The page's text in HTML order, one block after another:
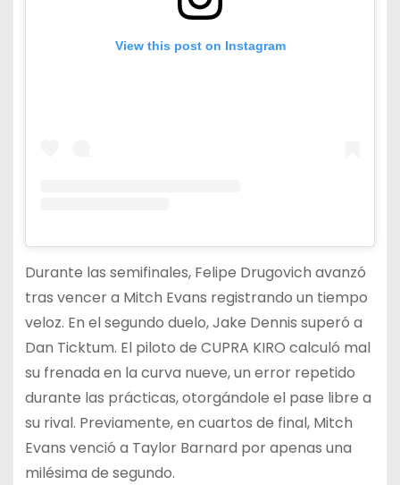
View this post on Instagram
Durante las semifinales, Felipe Drugovich avanzó
tras vencer a Mitch Evans registrando un tiempo
veloz. En el segundo duelo, Jake Dennis superó a
Dan Ticktum. El piloto de CUPRA KIRO calculó mal
su frenada en la curva nueve, un error repetido
durante las prácticas, otorgándole el pase libre a
su rival. Previamente, en cuartos de final, Mitch
Evans venció a Taylor Barnard por apenas una
milésima de segundo.